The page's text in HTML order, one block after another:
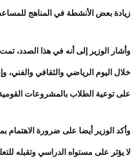
زيادة بعض الأنشطة في المناهج
وأشار الوزير إلى أنه في هذا الصدد،
خلال اليوم الرياضي والثقافي والفني،
على توعية الطلاب بالمشروعات
وأكد الوزير أيضا على ضرورة الاهتمام
لا يؤثر على مستواه الدراسي وتقبله